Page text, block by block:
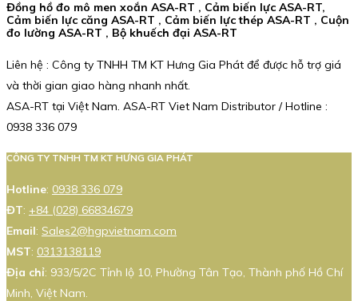
Đồng hồ đo mô men xoắn ASA-RT , Cảm biến lực ASA-RT,
Cảm biến lực căng ASA-RT , Cảm biến lực thép ASA-RT , Cuộn
đo lường ASA-RT , Bộ khuếch đại ASA-RT
Liên hệ : Công ty TNHH TM KT Hưng Gia Phát để được hỗ trợ giá
và thời gian giao hàng nhanh nhất.
ASA-RT tại Việt Nam. ASA-RT Viet Nam Distributor / Hotline :
0938 336 079
CÔNG TY TNHH TM KT HƯNG GIA PHÁT
Hotline: 0938 336 079
ĐT: +84 (028) 66834679
Email: Sales2@hgpvietnam.com
MST: 0313138119
Địa chỉ: 933/5/2C Tỉnh lộ 10, Phường Tân Tạo, Thành phố Hồ Chí
Minh, Việt Nam.